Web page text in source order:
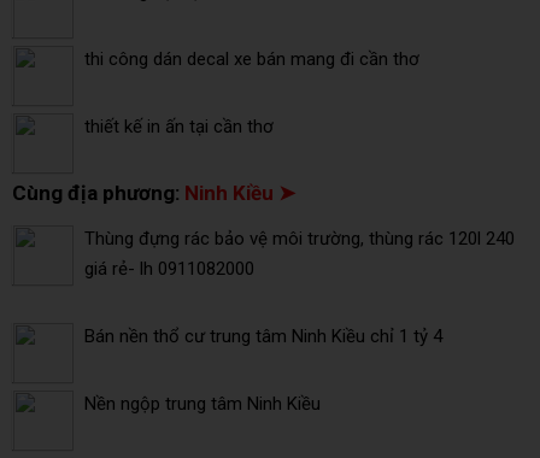
thi công dán decal xe bán mang đi cần thơ
thiết kế in ấn tại cần thơ
Cùng địa phương: Ninh Kiều ➤
Thùng đựng rác bảo vệ môi trường, thùng rác 120l 240
giá rẻ- lh 0911082000
Bán nền thổ cư trung tâm Ninh Kiều chỉ 1 tỷ 4
Nền ngộp trung tâm Ninh Kiều